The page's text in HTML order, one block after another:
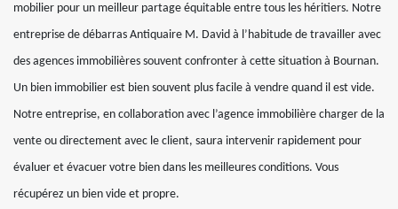
mobilier pour un meilleur partage équitable entre tous les héritiers. Notre
entreprise de débarras Antiquaire M. David à l’habitude de travailler avec
des agences immobilières souvent confronter à cette situation à Bournan.
Un bien immobilier est bien souvent plus facile à vendre quand il est vide.
Notre entreprise, en collaboration avec l’agence immobilière charger de la
vente ou directement avec le client, saura intervenir rapidement pour
évaluer et évacuer votre bien dans les meilleures conditions. Vous
récupérez un bien vide et propre.